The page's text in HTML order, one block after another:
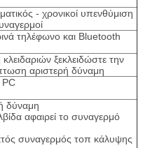
- χρονικοί υπενθύμιση
τηλέφωνο και Bluetooth
ξεκλειδώστε την
αριστερή δύναμη
δύναμη
αφαιρεί το συναγερμό
συναγερμός τοπ κάλυψης